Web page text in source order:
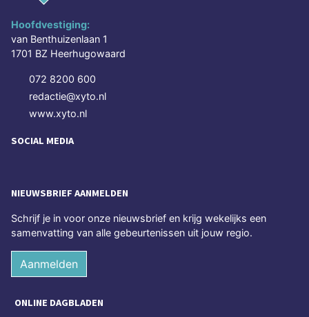
Hoofdvestiging:
van Benthuizenlaan 1
1701 BZ Heerhugowaard
072 8200 600
redactie@xyto.nl
www.xyto.nl
SOCIAL MEDIA
NIEUWSBRIEF AANMELDEN
Schrijf je in voor onze nieuwsbrief en krijg wekelijks een
samenvatting van alle gebeurtenissen uit jouw regio.
Aanmelden
ONLINE DAGBLADEN